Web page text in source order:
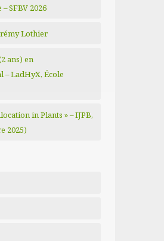
SFBV 2026
Lothier
ans) en
LadHyX, École
in Plants » – IJPB,
2025)